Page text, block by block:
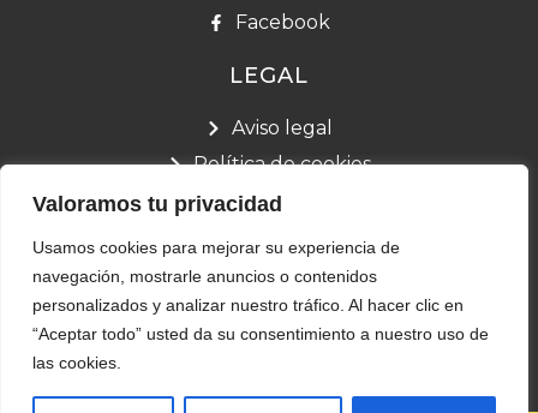
Valoramos tu privacidad
Usamos cookies para mejorar su experiencia de
navegación, mostrarle anuncios o contenidos
personalizados y analizar nuestro tráfico. Al hacer clic en
“Aceptar todo” usted da su consentimiento a nuestro uso de
las cookies.
Facebook
LEGAL
Aviso legal
Política de cookies
Política de privacidad
Términos y condiciones
Declaración de accesibilidad